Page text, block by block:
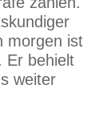
morgen ist
Er behielt
weiter